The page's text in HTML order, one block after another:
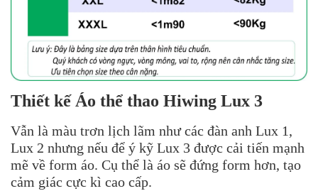
Thiết kế Áo thể thao Hiwing Lux 3
Vẫn là màu trơn lịch lãm như các đàn anh Lux 1,
Lux 2 nhưng nếu để ý kỹ Lux 3 được cải tiến mạnh
mẽ về form áo. Cụ thể là áo sẽ đứng form hơn, tạo
cảm giác cực kì cao cấp.